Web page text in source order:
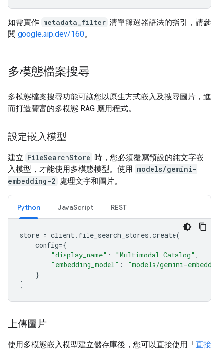
如需實作 metadata_filter 清單篩選器語法的指引，請參
閱 google.aip.dev/160。
多模態檔案搜尋
多模態檔案搜尋功能可讓您以原生方式嵌入及搜尋圖片，進
而打造豐富的多模態 RAG 應用程式。
設定嵌入模型
建立 FileSearchStore 時，您必須覆寫預設的純文字嵌
入模型，才能使用多模態模型。使用 models/gemini-
embedding-2 處理文字和圖片。
Python JavaScript REST
store = client. file_search_stores .create(
config={
"display_name" : "Multimodal Catalog" ,
"embedding_model" :
"models/gemini-
}
)
上傳圖片
使用多模態嵌入模型建立儲存庫後，您可以直接使用「直接